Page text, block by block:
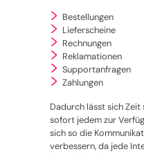
Bestellungen
Lieferscheine
Rechnungen
Reklamationen
Supportanfragen
Zahlungen
Dadurch lässt sich
sofort jedem zur
sich so die
verbessern, da jede